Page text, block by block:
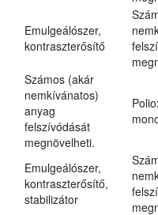
Emulgeálószer,
kontraszterősítő
Számos (akár
nemkívánatos)
anyag
felszívódását
megnövelheti.
Emulgeálószer,
kontraszterősítő,
stabilizátor